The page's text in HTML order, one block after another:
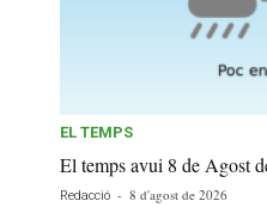
EL TEMPS
El temps avui 8 de Agost
Redacció - 8 d'agost de 2026